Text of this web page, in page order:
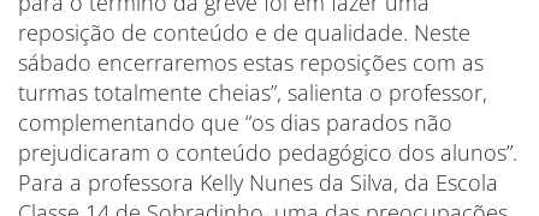
reposição de conteúdo e de qualidade. Neste
sábado encerraremos estas reposições com as
turmas totalmente cheias”, salienta o professor,
complementando que “os dias parados não
prejudicaram o conteúdo pedagógico dos alunos”.
Para a professora Kelly Nunes da Silva, da Escola